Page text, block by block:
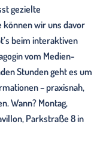
gezielte
können wir uns davor
beim interaktiven
vom Medien-
Stunden geht es um
– praxisnah,
Wann? Montag,
Parkstraße 8 in